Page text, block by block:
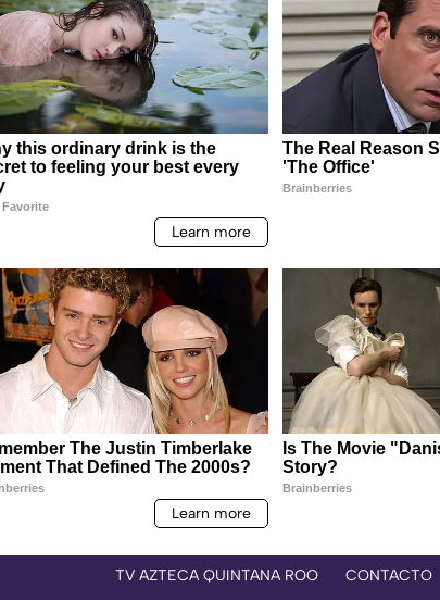
TV AZTECA QUINTANA ROO CONTACTO